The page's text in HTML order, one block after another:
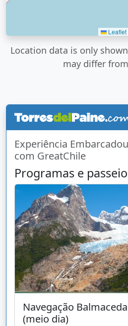
Leaflet
Location data is only
may differ
Experiência
com GreatChile
Programas e
Navegação
(meio dia)